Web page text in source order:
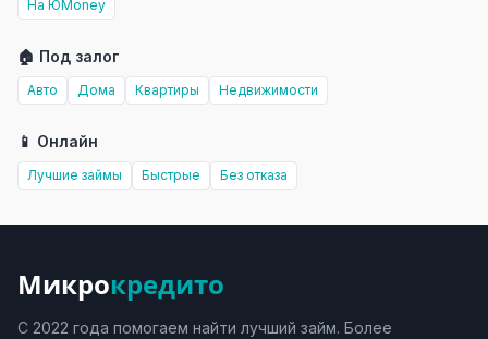
На ЮMoney
🏠 Под залог
Авто Дома Квартиры Недвижимости
📱 Онлайн
Лучшие займы Быстрые Без отказа
Микрокредито
С 2022 года помогаем найти лучший займ. Более